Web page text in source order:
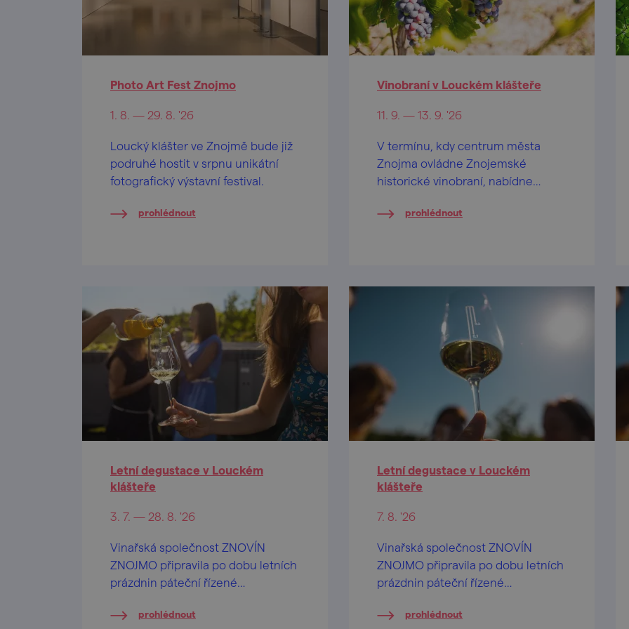
Photo Art Fest Znojmo
1. 8. — 29. 8. '26
Loucký klášter ve Znojmě bude již
podruhé hostit v srpnu unikátní
fotografický výstavní festival.
prohlédnout
Vinobraní v Louckém klášteře
11. 9. — 13. 9. '26
V termínu, kdy centrum města
Znojma ovládne Znojemské
historické vinobraní, nabídne
ZNOVÍN ZNOJMO svůj vinařský
prohlédnout
Letní degustace v Louckém
klášteře
3. 7. — 28. 8. '26
Vinařská společnost ZNOVÍN
ZNOJMO připravila po dobu letních
prázdnin páteční řízené
barokního Louckého kláštera ve
prohlédnout
Letní degustace v Louckém
klášteře
7. 8. '26
Vinařská společnost ZNOVÍN
ZNOJMO připravila po dobu letních
prázdnin páteční řízené
barokního Louckého kláštera ve
prohlédnout